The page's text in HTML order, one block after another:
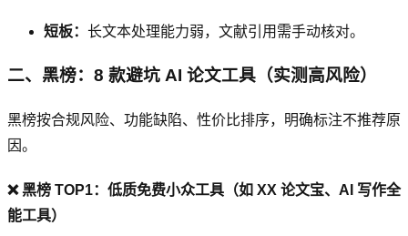
短板： 长文本处理能力弱，文献引用需手动核对。
二、黑榜：8 款避坑 AI 论文工具（实测高风险）
黑榜按合规风险、功能缺陷、性价比排序，明确标注不推荐原
因。
❌ 黑榜 TOP1：低质免费小众工具（如 XX 论文宝、AI 写作全
能工具）